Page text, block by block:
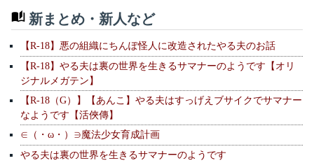
新まとめ・新人など
【R-18】悪の組織にちんぽ怪人に改造されたやる夫のお話
【R-18】やる夫は裏の世界を生きるサマナーのようです【オリ
ジナルメガテン】
【R-18（G）】【あんこ】やる夫はすっげえブサイクでサマナー
なようです【活俠傳】
∈（・ω・）∋魔法少女育成計画
やる夫は裏の世界を生きるサマナーのようです